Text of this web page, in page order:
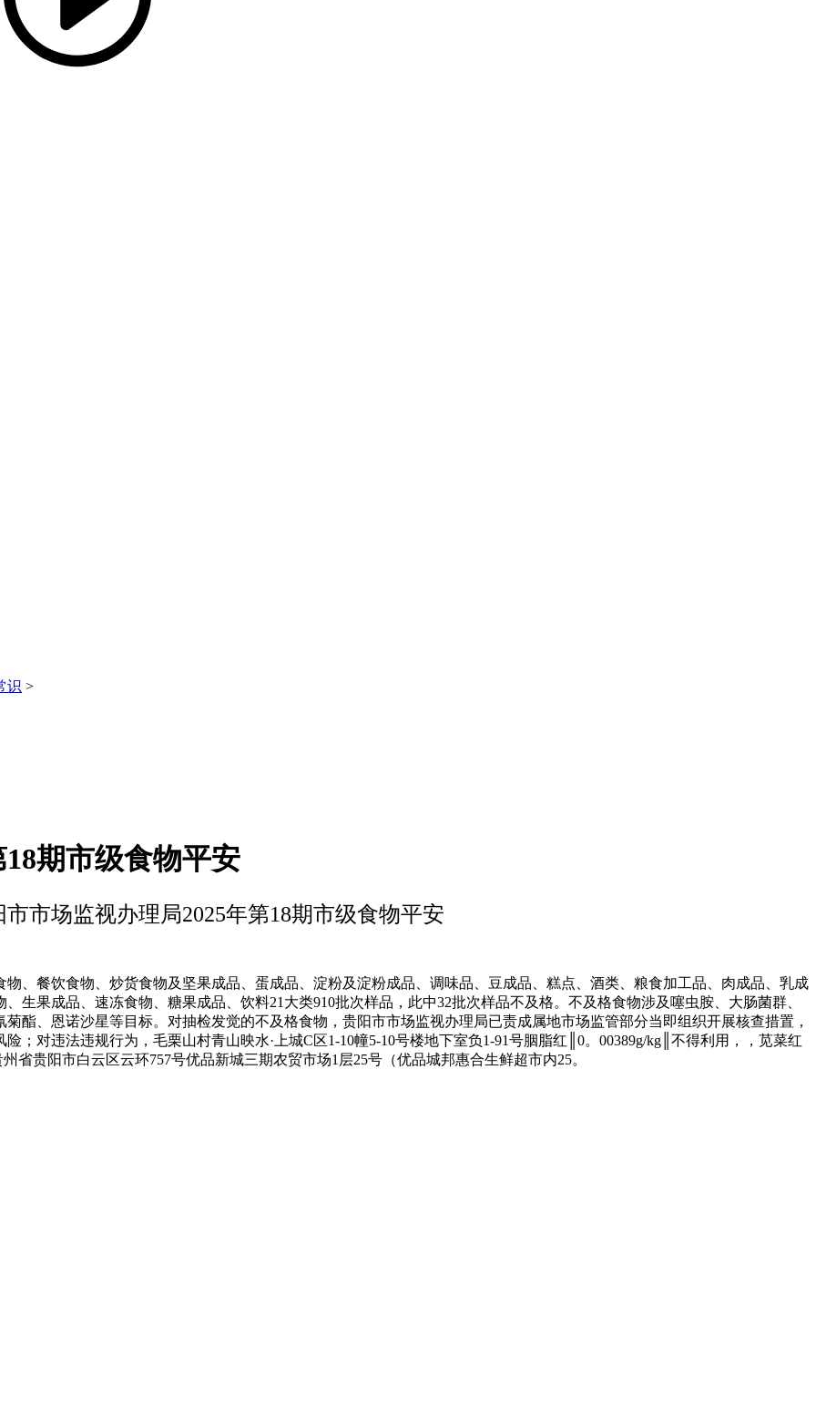
识 >
期市级食物平安
市市场监视办理局2025年第18期市级食物平安
餐饮食物、炒货食物及坚果成品、蛋成品、淀粉及淀粉成品、调味品、豆成品、糕点、酒类、粮食加工品、肉成品、乳成
生果成品、速冻食物、糖果成品、饮料21大类910批次样品，此中32批次样品不及格。不及格食物涉及噻虫胺、大肠菌群、
酯、恩诺沙星等目标。对抽检发觉的不及格食物，贵阳市市场监视办理局已责成属地市场监管部分当即组织开展核查措置，
；对违法违规行为，毛栗山村青山映水·上城C区1-10幢5-10号楼地下室负1-91号胭脂红║0。00389g/kg║不得利用，，苋菜红
省贵阳市白云区云环757号优品新城三期农贸市场1层25号（优品城邦惠合生鲜超市内25。